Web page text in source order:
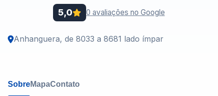
5,0 0 avaliações no Google
Anhanguera, de 8033 a 8681 lado ímpar
SobreMapaContato